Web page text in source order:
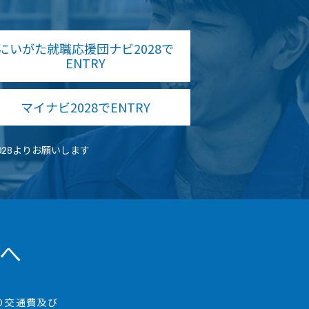
いがた就職応援団ナビ2028で
ENTRY
マイナビ2028でENTRY
よりお願いします
交通費及び